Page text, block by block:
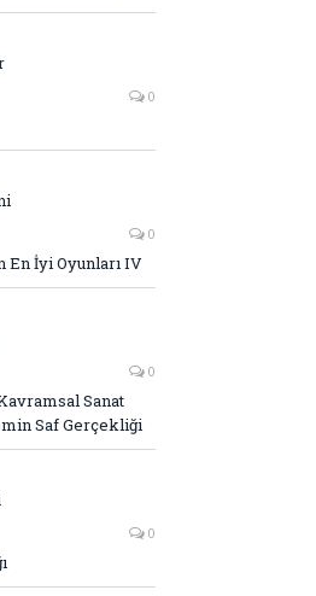
0
0
En İyi Oyunları IV
0
Sanat
Saf Gerçekliği
0